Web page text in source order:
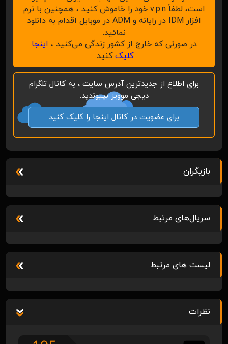
است، لطفاً v.p.n خود را خاموش کنید ، همچنین با نرم
افزار IDM در رایانه و ADM در موبایل اقدام به دانلود
نمائید.
در صورتی که خارج از کشور زندگی می‌کنید ، اینجا
کلیککنید.
برای اطلاع از جدیدترین آدرس سایت ، به کانال تلگرام
دیجی موویز بپیوندید.
برای عضویت در کانال اینجا را کلیک کنید
بازیگران
سریال‌های مرتبط
لیست های مرتبط
نظرات